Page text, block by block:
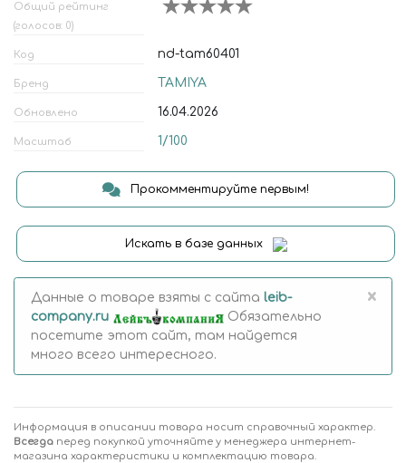
Общий рейтинг
(голосов: 0)
Код nd-tam60401
Бренд TAMIYA
Обновлено 16.04.2026
Масштаб 1/100
Прокомментируйте первым!
Искать в базе данных
Данные о товаре взяты с сайта leib-
company.ru
Обязательно
посетите этот сайт, там найдется
много всего интересного.
×
Информация в описании товара носит справочный характер.
Всегда перед покупкой уточняйте у менеджера интернет-
магазина характеристики и комплектацию товара.